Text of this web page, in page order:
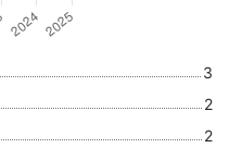
3
2
2